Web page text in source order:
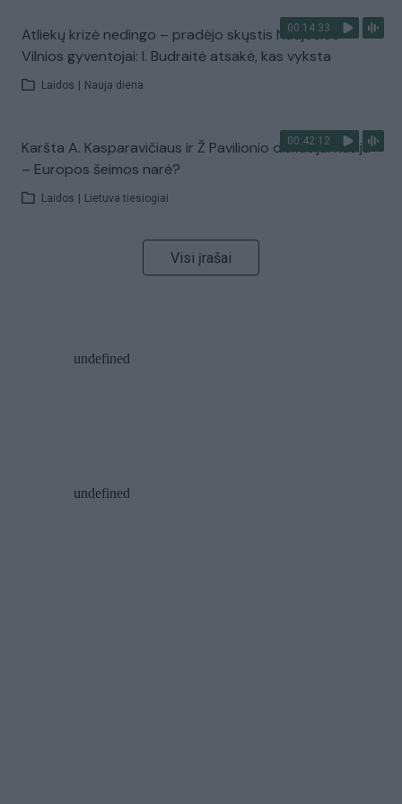
00:14:33
Atliekų krizė nedingo – pradėjo skųstis Naujosios
Vilnios gyventojai: I. Budraitė atsakė, kas vyksta
Laidos Nauja diena
00:42:12
Karšta A. Kasparavičiaus ir Ž Pavilionio diskusija: Rusija
– Europos šeimos narė?
Laidos Lietuva tiesiogiai
Visi įrašai